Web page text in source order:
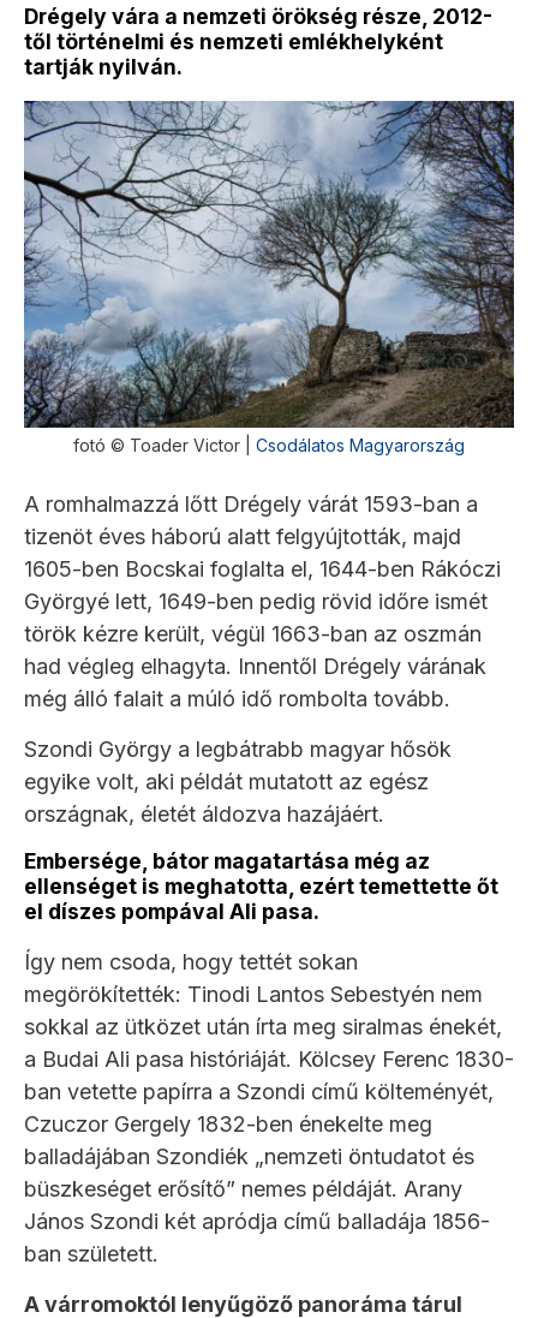
Drégely vára a nemzeti örökség része, 2012-
től történelmi és nemzeti emlékhelyként
tartják nyilván.
fotó © Toader Victor | Csodálatos Magyarország
A romhalmazzá lőtt Drégely várát 1593-ban a
tizenöt éves háború alatt felgyújtották, majd
1605-ben Bocskai foglalta el, 1644-ben Rákóczi
Györgyé lett, 1649-ben pedig rövid időre ismét
török kézre került, végül 1663-ban az oszmán
had végleg elhagyta. Innentől Drégely várának
még álló falait a múló idő rombolta tovább.
Szondi György a legbátrabb magyar hősök
egyike volt, aki példát mutatott az egész
országnak, életét áldozva hazájáért.
Embersége, bátor magatartása még az
ellenséget is meghatotta, ezért temettette őt
el díszes pompával Ali pasa.
Így nem csoda, hogy tettét sokan
megörökítették: Tinodi Lantos Sebestyén nem
sokkal az ütközet után írta meg siralmas énekét,
a Budai Ali pasa históriáját. Kölcsey Ferenc 1830-
ban vetette papírra a Szondi című költeményét,
Czuczor Gergely 1832-ben énekelte meg
balladájában Szondiék „nemzeti öntudatot és
büszkeséget erősítő” nemes példáját. Arany
János Szondi két apródja című balladája 1856-
ban született.
A várromoktól lenyűgöző panoráma tárul